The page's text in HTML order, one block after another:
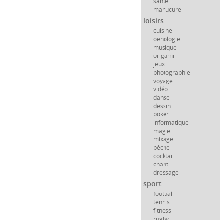
manucure
loisirs
cuisine
oenologie
musique
origami
jeux
photographie
voyage
vidéo
danse
dessin
poker
informatique
magie
mixage
pêche
cocktail
chant
dressage
sport
football
tennis
fitness